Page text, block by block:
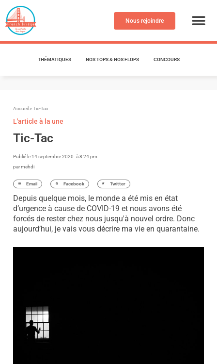
Aller
au
contenu
Nous rejoindre
THÉMATIQUES NOS TOPS & NOS FLOPS CONCOURS
Accueil » Tic-Tac
L'article à la une
Tic-Tac
Publié le 14 septembre 2020 à8:24 pm
parmehdi
Email Facebook Twitter
Depuis quelque mois, le monde a été mis en état
d’urgence à cause de COVID-19 et nous avons été
forcés de rester chez nous jusqu'à nouvel ordre. Donc
aujourd’hui, je vais vous décrire ma vie en quarantaine.